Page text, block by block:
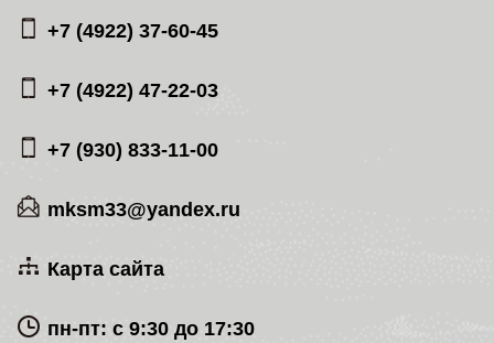
+7 (4922) 37-60-45
+7 (4922) 47-22-03
+7 (930) 833-11-00
mksm33@yandex.ru
Карта сайта
пн-пт: с 9:30 до 17:30